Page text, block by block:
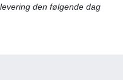
den følgende dag